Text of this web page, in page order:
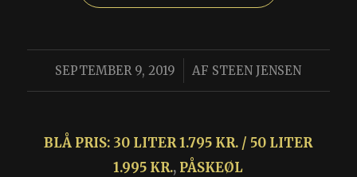
SEPTEMBER 9, 2019
/ AF STEEN JENSEN
BLÅ PRIS: 30 LITER 1.795 KR. / 50 LITER
1.995 KR., PÅSKEØL